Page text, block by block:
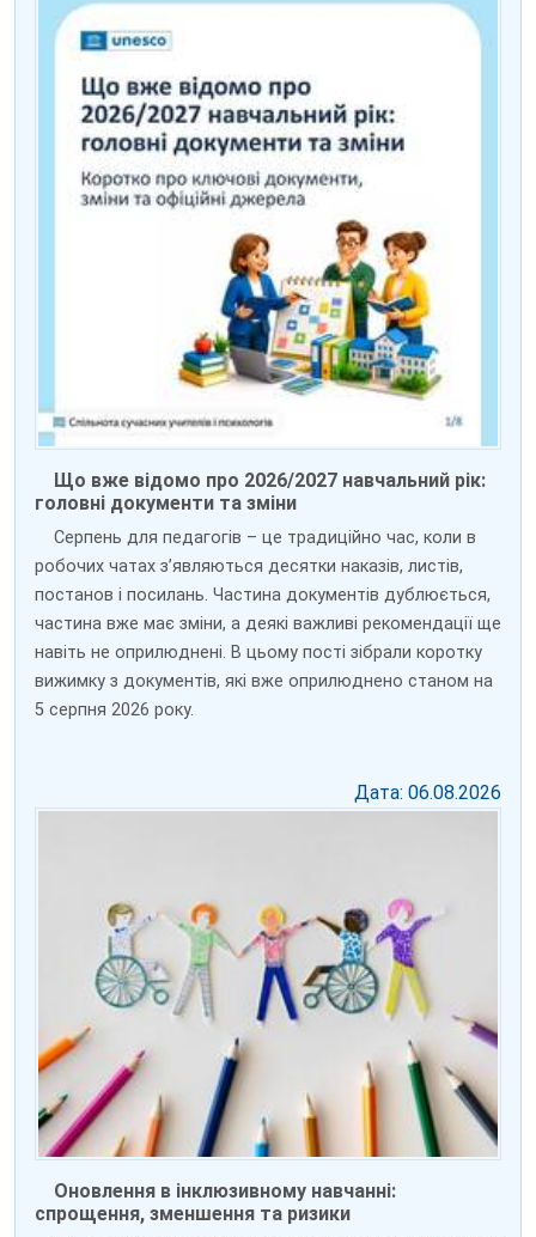
Що вже відомо про 2026/2027 навчальний рік:
головні документи та зміни
Серпень для педагогів – це традиційно час, коли в
робочих чатах з’являються десятки наказів, листів,
постанов і посилань. Частина документів дублюється,
частина вже має зміни, а деякі важливі рекомендації ще
навіть не оприлюднені. В цьому пості зібрали коротку
вижимку з документів, які вже оприлюднено станом на
5 серпня 2026 року.
Дата: 06.08.2026
Оновлення в інклюзивному навчанні:
спрощення, зменшення та ризики